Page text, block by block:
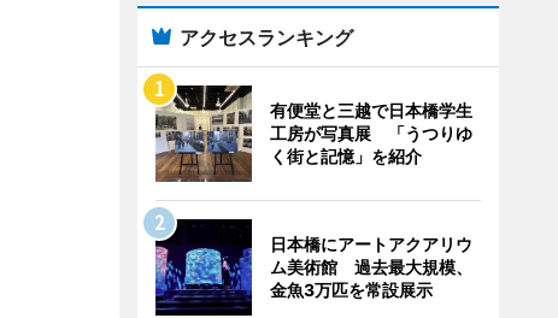
アクセスランキング
有便堂と三越で日本橋学生
工房が写真展 「うつりゆ
く街と記憶」を紹介
日本橋にアートアクアリウ
ム美術館 過去最大規模、
金魚3万匹を常設展示